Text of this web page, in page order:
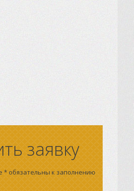
заявку
* обязательны к заполнению